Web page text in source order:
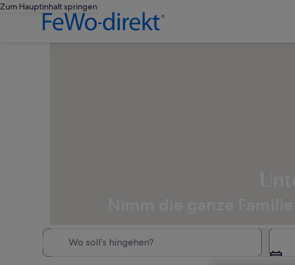
Zum Hauptinhalt springen